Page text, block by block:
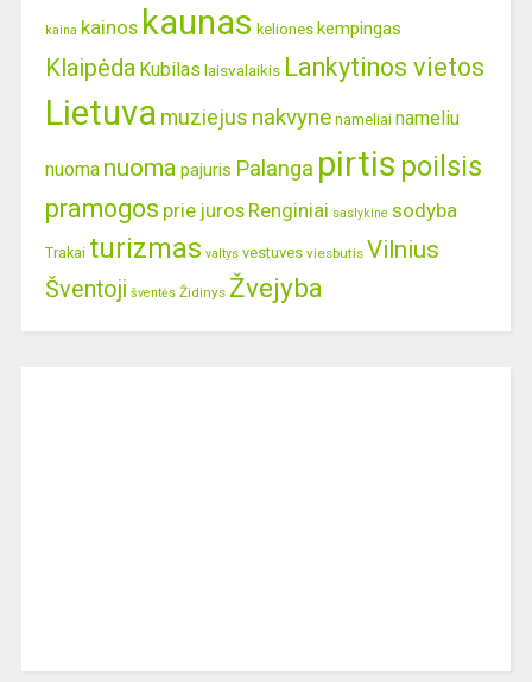
kaina kainos kaunas keliones kempingas
Klaipėda Kubilas laisvalaikis Lankytinos vietos
Lietuva muziejus nakvyne nameliai nameliu
nuoma nuoma pajuris Palanga pirtis poilsis
pramogos prie juros Renginiai saslykine sodyba
Trakai turizmas valtys vestuves viesbutis Vilnius
Šventoji šventės Židinys Žvejyba